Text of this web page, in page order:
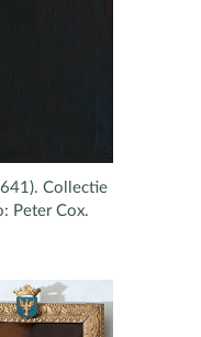
Collectie
Peter Cox.